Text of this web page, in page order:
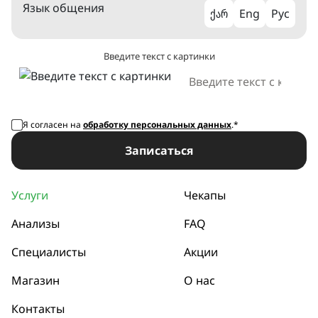
Язык общения ქარ Eng Рус
Введите текст с картинки
Я согласен на обработку персональных данных.*
Записаться
Услуги
Чекапы
Анализы
FAQ
Специалисты
Акции
Магазин
О нас
Контакты